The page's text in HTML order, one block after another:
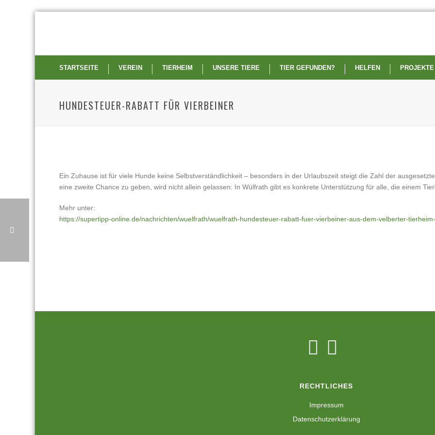
STARTSEITE VEREIN TIERHEIM UNSERE TIERE TIER GEFUNDEN? HELFEN PROJEKTE
HUNDESTEUER-RABATT FÜR VIERBEINER
Ein Zuhause ist für viele Hunde keine Selbstverständlichkeit – besonders in der Urlaubszeit steigt die Zahl der
eine zweite Chance zu geben, wird nicht allein gelassen: In Wülfrath gibt es konkrete Unterstützung für alle, die einem
Mehr unter:
https://supertipp-online.de/nachrichten/wuelfrath/wuelfrath-hundesteuer-rabatt-fuer-vierbeiner-aus-dem-velberter-
RECHTLICHES
Impressum
Datenschutzerklärung